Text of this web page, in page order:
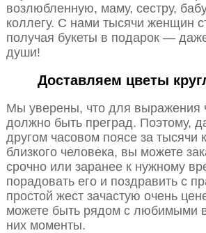
возлюбленную, маму, сестру,
коллегу. С нами тысячи женщин
получая букеты в подарок —
души!
Доставляем цветы
Мы уверены, что для выражения
должно быть преград. Поэтому,
другом часовом поясе за тысячи
близкого человека, вы можете
срочно или заранее к нужному
порадовать его и поздравить с
простой жест зачастую очень
можете быть рядом с любимыми
них моменты.